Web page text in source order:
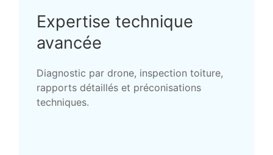
Expertise technique
avancée
Diagnostic par drone, inspection toiture,
rapports détaillés et préconisations
techniques.